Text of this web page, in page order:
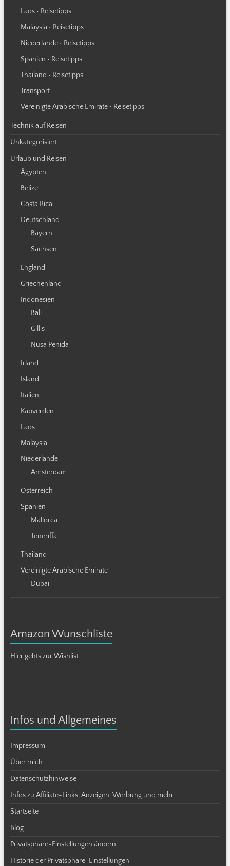
Laos • Reisetipps
Malaysia • Reisetipps
Niederlande • Reisetipps
Spanien • Reisetipps
Thailand • Reisetipps
Transport
Vereinigte Arabische Emirate • Reisetipps
Technik auf Reisen
Unkategorisiert
Urlaub und Reisen
Ägypten
Belize
Costa Rica
Deutschland
Bayern
Sachsen
England
Griechenland
Indonesien
Bali
Gillis
Nusa Penida
Irland
Island
Italien
Kapverden
Laos
Malaysia
Niederlande
Amsterdam
Österreich
Spanien
Mallorca
Teneriffa
Thailand
Vereinigte Arabische Emirate
Dubai
Amazon Wunschliste
Hier gehts zur Wishlist
Infos und Allgemeines
Impressum
Über mich
Datenschutzhinweise
Infos zu Affiliate-Links, Anzeigen, Werbung und mehr
Startseite
Blog
Privatsphäre-Einstellungen ändern
Historie der Privatsphäre-Einstellungen